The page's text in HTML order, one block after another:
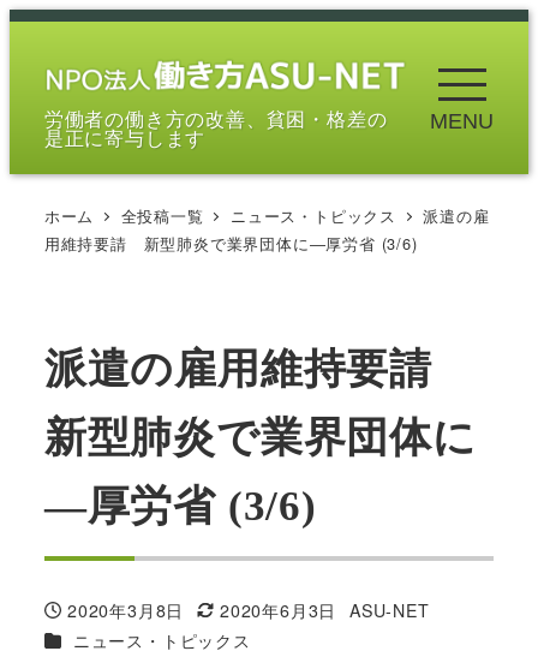
メ
労働者の働き方の改善、貧困・格差の
是正に寄与します
MENU
ホーム 全投稿一覧 ニュース・トピックス
派遣の雇
用維持要請 新型肺炎で業界団体に―厚労省 (3/6)
派遣の雇用維持要請
新型肺炎で業界団体に
―厚労省 (3/6)
投稿日
2020年3月8日
更新日
2020年6月3日
著
ASU-NET
カテゴリー
ニュース・トピックス